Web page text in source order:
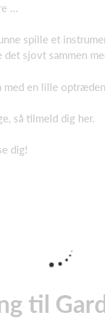
...
spille et
sjovt sammen
med en lille
så tilmeld dig her.
dig!
til